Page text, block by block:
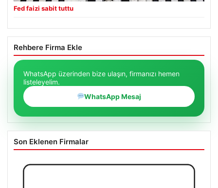
Fed faizi sabit tuttu
Rehbere Firma Ekle
WhatsApp üzerinden bize ulaşın, firmanızı hemen
listeleyelim.
WhatsApp Mesaj
Son Eklenen Firmalar